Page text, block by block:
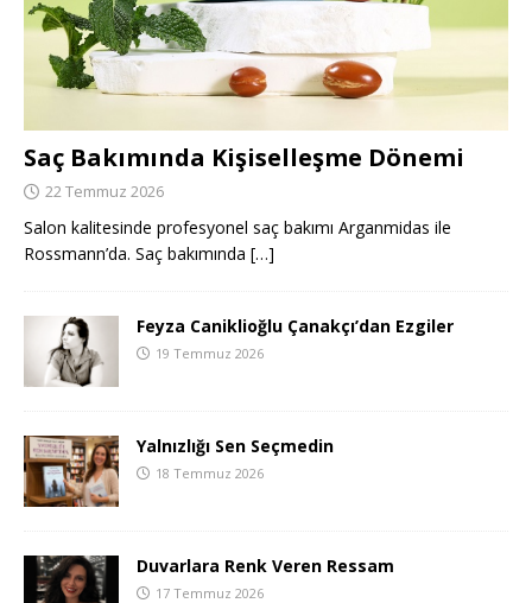
Saç Bakımında Kişiselleşme Dönemi
22 Temmuz 2026
Salon kalitesinde profesyonel saç bakımı Arganmidas ile
Rossmann’da. Saç bakımında […]
Feyza Caniklioğlu Çanakçı’dan Ezgiler
19 Temmuz 2026
Yalnızlığı Sen Seçmedin
18 Temmuz 2026
Duvarlara Renk Veren Ressam
17 Temmuz 2026